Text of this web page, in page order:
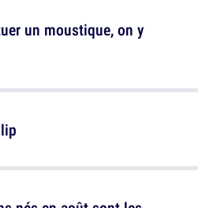
un moustique, on y